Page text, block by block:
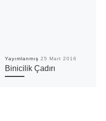
Yayımlanmış 25 Mart 2016
Binicilik Çadırı